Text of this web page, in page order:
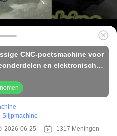
CNC-poetsmachine voor
en elektronische
Slijpmachine
2026-06-25 1317 Meningen